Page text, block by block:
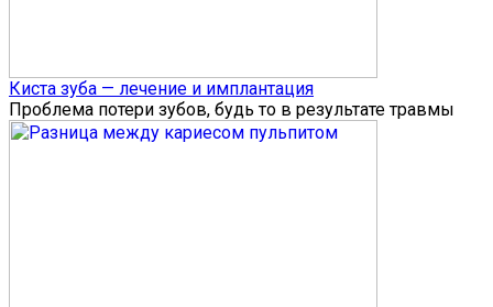
Киста зуба — лечение и имплантация
Проблема потери зубов, будь то в результате травмы